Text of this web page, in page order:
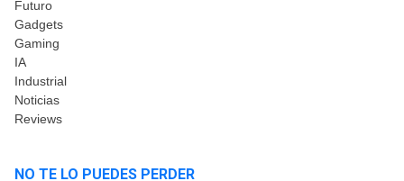
Futuro
Gadgets
Gaming
IA
Industrial
Noticias
Reviews
NO TE LO PUEDES PERDER